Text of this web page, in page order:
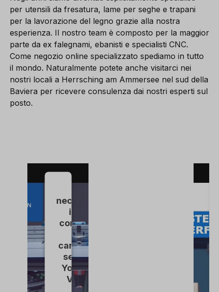
per utensili da fresatura, lame per seghe e trapani
per la lavorazione del legno grazie alla nostra
esperienza. Il nostro team è composto per la maggior
parte da ex falegnami, ebanisti e specialisti CNC.
Come negozio online specializzato spediamo in tutto
il mondo. Naturalmente potete anche visitarci nei
nostri locali a Herrsching am Ammersee nel sud della
Baviera per ricevere consulenza dai nostri esperti sul
posto.
necessario
il suo
consenso
per
caricare il
servizio
YouTube
Video.